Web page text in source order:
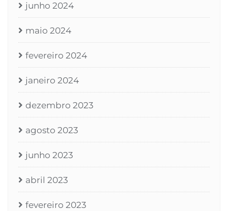
junho 2024
maio 2024
fevereiro 2024
janeiro 2024
dezembro 2023
agosto 2023
junho 2023
abril 2023
fevereiro 2023